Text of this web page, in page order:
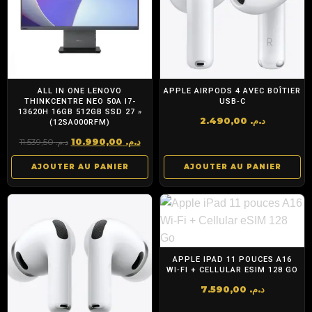
ALL IN ONE LENOVO
THINKCENTRE NEO 50A I7-
13620H 16GB 512GB SSD 27 »
(12SA000RFM)
د.م.11.539,50
Le
prix
initial
était :
د.م. 11.539,50.
د.م.Le
prix
est :
د.م. 10.990,00.
AJOUTER AU PANIER
APPLE AIRPODS 4 AVEC BOÎTIER
USB‑C
د.م.
AJOUTER AU PANIER
APPLE IPAD 11 POUCES A16
WI‑FI + CELLULAR ESIM 128 GO
د.م.